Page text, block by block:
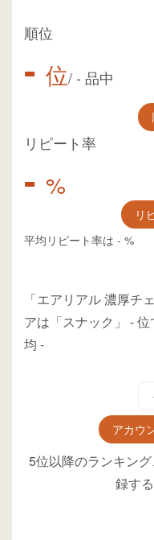
順位
- 位/- 品中
リピート率
- %
リ
平均リピート率は - %
「エアリアル 濃厚チ
アは「スナック」 -位
均 -
アカウ
5位以降のランキン
録す